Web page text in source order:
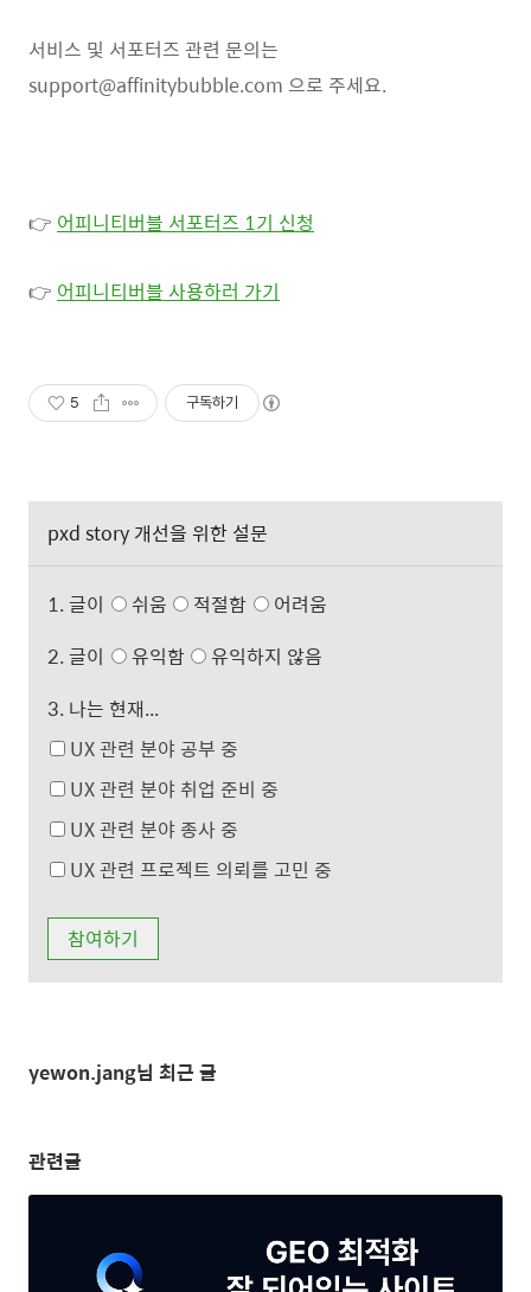
서비스 및 서포터즈 관련 문의는
support@affinitybubble.com 으로 주세요.
👉 어피니티버블 서포터즈 1기 신청
👉 어피니티버블 사용하러 가기
5 구독하기
pxd story 개선을 위한 설문
1. 글이 쉬움 적절함
어려움
2. 글이
유익함
유익하지 않음
3. 나는 현재...
UX 관련 분야 공부 중
UX 관련 분야 취업 준비 중
UX 관련 분야 종사 중
UX 관련 프로젝트 의뢰를 고민 중
yewon.jang님 최근 글
관련글